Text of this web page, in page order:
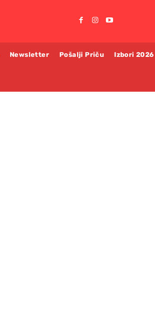
Newsletter Pošalji Priču Izbori 2026